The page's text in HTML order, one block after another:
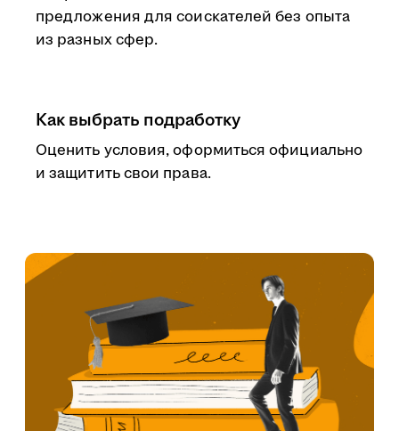
предложения для соискателей без опыта
из разных сфер.
Как выбрать подработку
Оценить условия, оформиться официально
и защитить свои права.